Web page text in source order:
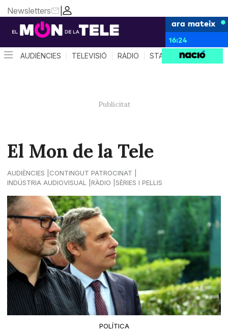
|
Newsletters
ara mateix
16:24
AUDIÈNCIES TELEVISIÓ RÀDIO STAR SYSTEM
El Mon de la Tele
AUDIÈNCIES
CONTINGUT PATROCINAT
INDÚSTRIA AUDIOVISUAL
RÀDIO SÈRIES I PEL·LIS
POLÍTICA